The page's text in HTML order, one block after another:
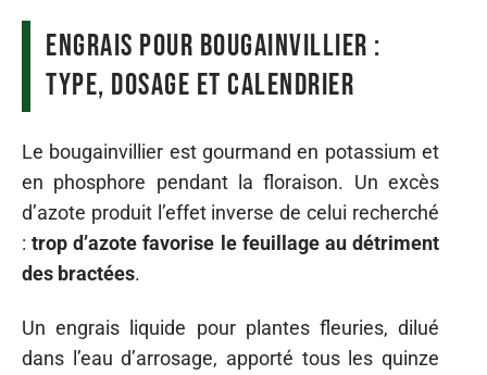
Engrais pour bougainvillier :
type, dosage et calendrier
Le bougainvillier est gourmand en potassium et
en phosphore pendant la floraison. Un excès
d’azote produit l’effet inverse de celui recherché
:trop d’azote favorise le feuillage au détriment
des bractées.
Un engrais liquide pour plantes fleuries, dilué
dans l’eau d’arrosage, apporté tous les quinze